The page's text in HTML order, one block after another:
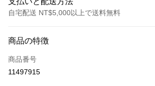
自宅配送 NT$5,000以上で送料無料
クレジットカード1回払い
LINE Pay
商品の特徴
商品番号
11497915